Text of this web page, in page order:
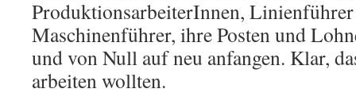
ProduktionsarbeiterInnen,
Maschinenführer, ihre Posten und
und von Null auf neu anfangen. Klar,
arbeiten wollten.